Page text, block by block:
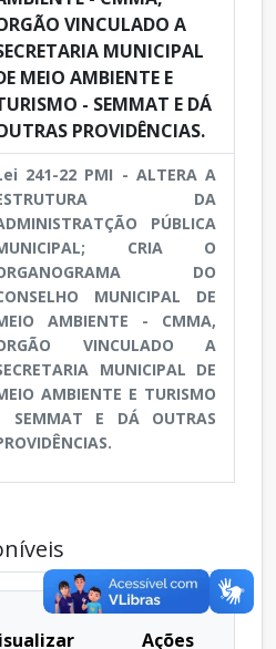
VINCULADO A
MUNICIPAL
MEIO AMBIENTE E
- SEMMAT E DÁ
PROVIDÊNCIAS.
241-22 PMI - ALTERA A
DA
PÚBLICA
CRIA O
DO
MUNICIPAL DE
AMBIENTE - CMMA,
VINCULADO A
MUNICIPAL DE
AMBIENTE E TURISMO
SEMMAT E DÁ OUTRAS
Ações